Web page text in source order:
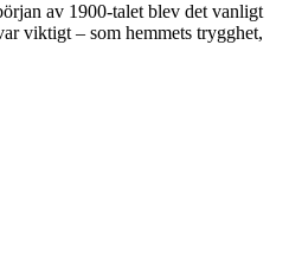
av 1900-talet blev det vanligt
viktigt – som hemmets trygghet,